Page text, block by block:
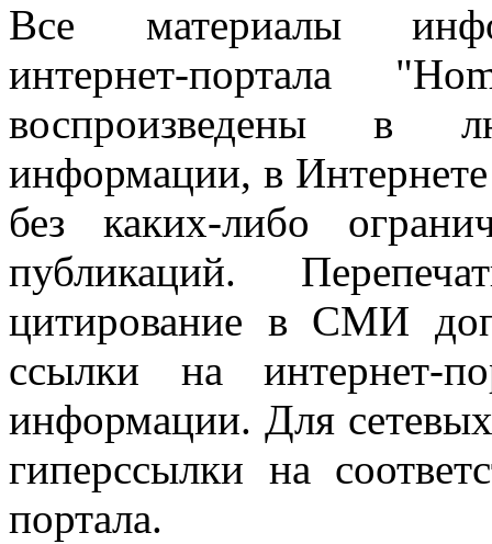
Все материалы
интернет-портала
воспроизведены в
информации, в
без каких-либо
публикаций.
цитирование в СМИ
ссылки на интернет-
информации. Для
гиперссылки на
портала.